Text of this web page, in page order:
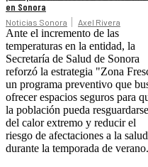
en Sonora
Noticias Sonora Axel Rivera
Ante el incremento de las
temperaturas en la entidad, la
Secretaría de Salud de Sonora
reforzó la estrategia "Zona
un programa preventivo que
ofrecer espacios seguros para
la población pueda resguardarse
del calor extremo y reducir el
riesgo de afectaciones a la salud
durante la temporada de verano.